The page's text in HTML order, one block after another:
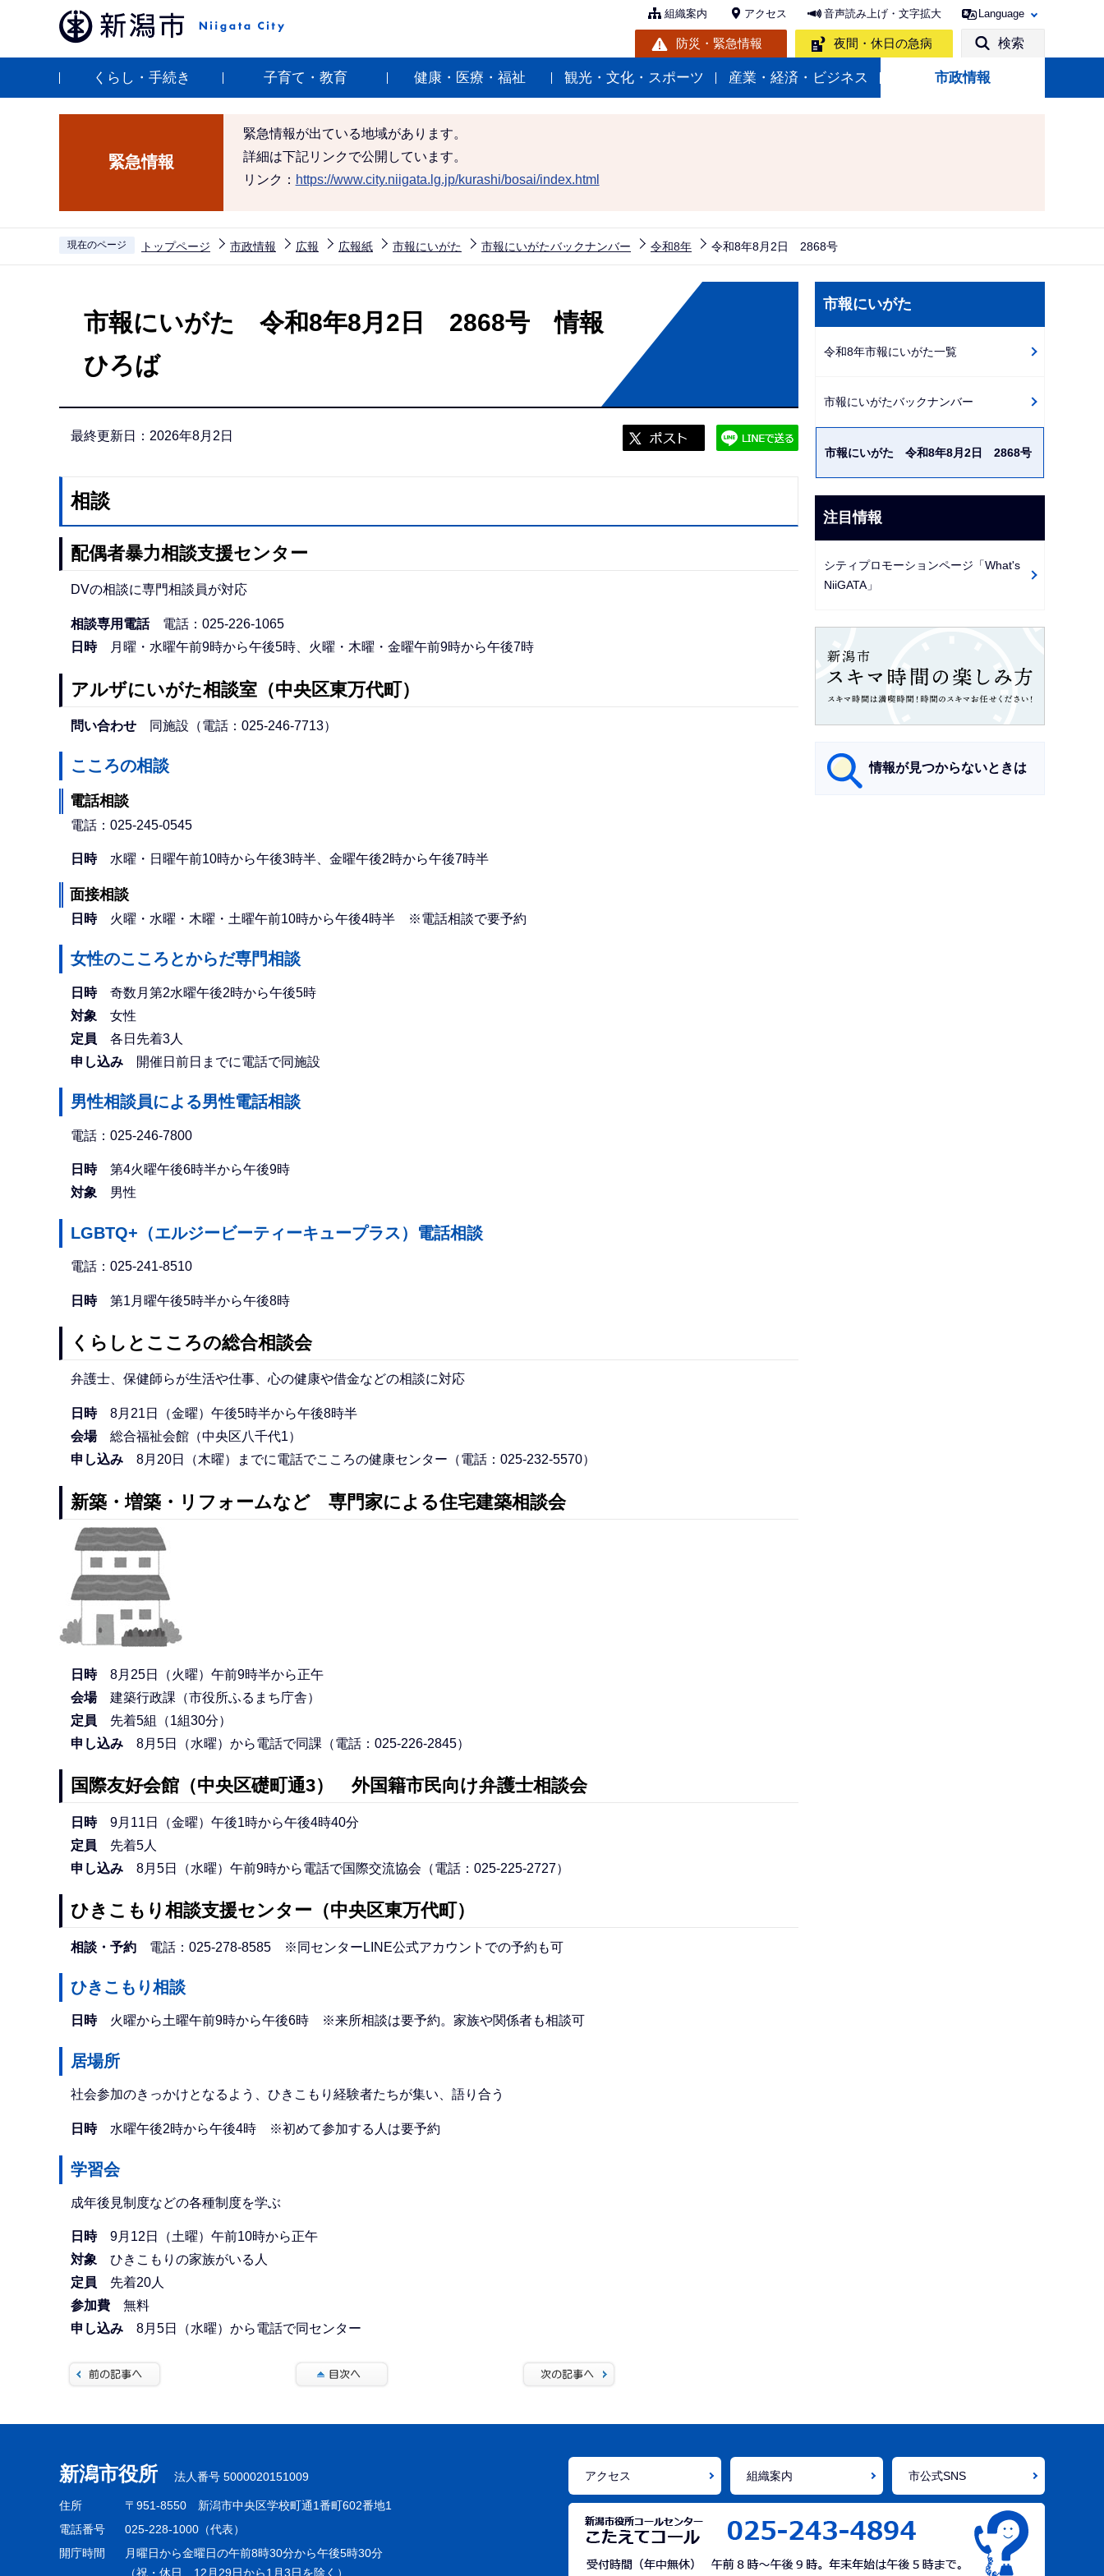
ペ
組織案内 アクセス 音声読み上げ・文字拡大 Language
防災・緊急情報 夜間・休日の急病 検索
くらし・手続き 子育て・教育 健康・医療・福祉 観光・文化・スポーツ 産業・経済・ビジネス 市政情報
緊急情報
緊急情報が出ている地域があります。
詳細は下記リンクで公開しています。
リンク： https://www.city.niigata.lg.jp/kurashi/bosai/index.html
現在のページ トップページ 市政情報 広報 広報紙 市報にいがた 市報にいがたバックナンバー 令和8年 令和8年8月2日 2868号
市報にいがた 令和8年8月2日 2868号 情報
ひろば
最終更新日：2026年8月2日
相談
配偶者暴力相談支援センター
DVの相談に専門相談員が対応
相談専用電話電話：025-226-1065
日時月曜・水曜午前9時から午後5時、火曜・木曜・金曜午前9時から午後7時
アルザにいがた相談室（中央区東万代町）
問い合わせ同施設（電話：025-246-7713）
こころの相談
電話相談
電話：025-245-0545
日時水曜・日曜午前10時から午後3時半、金曜午後2時から午後7時半
面接相談
日時火曜・水曜・木曜・土曜午前10時から午後4時半 ※電話相談で要予約
女性のこころとからだ専門相談
日時奇数月第2水曜午後2時から午後5時
対象 女性
定員 各日先着3人
申し込み開催日前日までに電話で同施設
男性相談員による男性電話相談
電話：025-246-7800
日時第4火曜午後6時半から午後9時
対象 男性
LGBTQ+（エルジービーティーキュープラス）電話相談
電話：025-241-8510
日時第1月曜午後5時半から午後8時
くらしとこころの総合相談会
弁護士、保健師らが生活や仕事、心の健康や借金などの相談に対応
日時8月21日（金曜）午後5時半から午後8時半
会場総合福祉会館（中央区八千代1）
申し込み8月20日（木曜）までに電話でこころの健康センター（電話：025-232-5570）
新築・増築・リフォームなど 専門家による住宅建築相談会
日時8月25日（火曜）午前9時半から正午
会場建築行政課（市役所ふるまち庁舎）
定員 先着5組（1組30分）
申し込み8月5日（水曜）から電話で同課（電話：025-226-2845）
国際友好会館（中央区礎町通3） 外国籍市民向け弁護士相談会
日時9月11日（金曜）午後1時から午後4時40分
定員 先着5人
申し込み8月5日（水曜）午前9時から電話で国際交流協会（電話：025-225-2727）
ひきこもり相談支援センター（中央区東万代町）
相談・予約電話：025-278-8585 ※同センターLINE公式アカウントでの予約も可
ひきこもり相談
日時火曜から土曜午前9時から午後6時 ※来所相談は要予約。家族や関係者も相談可
居場所
社会参加のきっかけとなるよう、ひきこもり経験者たちが集い、語り合う
日時水曜午後2時から午後4時 ※初めて参加する人は要予約
学習会
成年後見制度などの各種制度を学ぶ
日時9月12日（土曜）午前10時から正午
対象 ひきこもりの家族がいる人
定員 先着20人
参加費無料
申し込み8月5日（水曜）から電話で同センター
こ
ま
で
ー
シ
ョ
ン
こ
こ
ら
市報にいがた
令和8年市報にいがた一覧
市報にいがたバックナンバー
市報にいがた 令和8年8月2日 2868号
注目情報
シティプロモーションページ「What's
NiiGATA」
情報が見つからないときは
新潟市役所 法人番号 5000020151009
住所 〒951-8550 新潟市中央区学校町通1番町602番地1
電話番号
025-228-1000（代表）
開庁時間
月曜日から金曜日の午前8時30分から午後5時30分
（祝・休日、12月29日から1月3日を除く）
アクセス 組織案内 市公式SNS